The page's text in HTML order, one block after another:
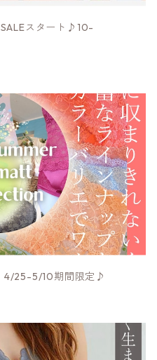
SALEスタート♪10-
4/25-5/10期間限定♪